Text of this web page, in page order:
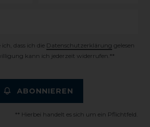
dass ich die Daten­schutz­erklärung gelesen
kann ich jederzeit widerrufen.**
ABONNIEREN
** Hierbei handelt es sich um ein Pflichtfeld.